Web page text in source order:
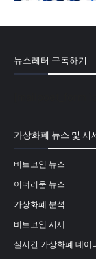
뉴스레터 구독하기
가상화폐 뉴스 및 시
비트코인 뉴스
이더리움 뉴스
가상화폐 분석
비트코인 시세
실시간 가상화폐 데이